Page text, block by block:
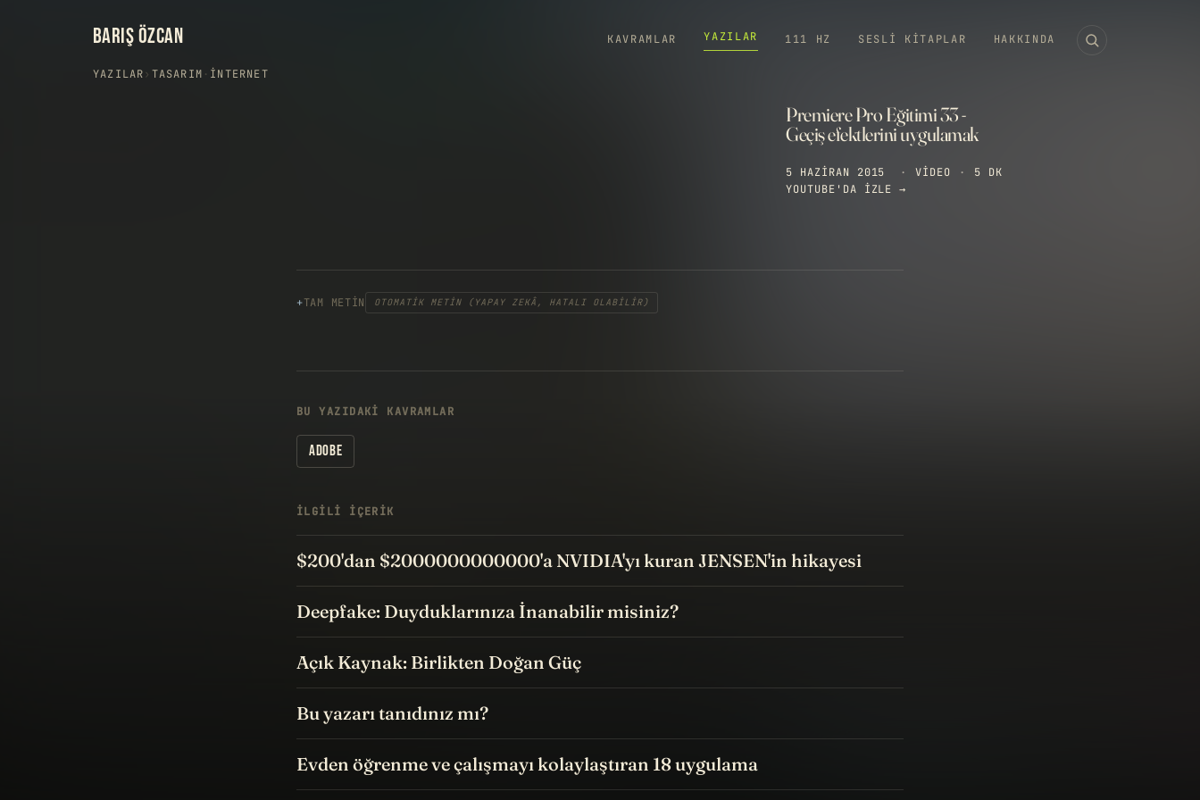
BARIŞ ÖZCAN KAVRAMLAR YAZILAR 111 HZ SESLI KITAPLAR HAKKINDA
YAZILAR› TASARIM · İNTERNET
Premiere Pro Eğitimi 33 -
Geçiş efektlerini uygulamak
5 HAZIRAN 2015 · VIDEO ·
5 DK
YOUTUBE'DA IZLE →
TAM METIN OTOMATIK METIN (YAPAY ZEKÂ, HATALI OLABILIR)
BU YAZIDAKI KAVRAMLAR
ADOBE
İLGILI IÇERIK
$200'dan $2000000000000'a NVIDIA'yı kuran JENSEN'in hikayesi
Deepfake: Duyduklarınıza İnanabilir misiniz?
Açık Kaynak: Birlikten Doğan Güç
Bu yazarı tanıdınız mı?
Evden öğrenme ve çalışmayı kolaylaştıran 18 uygulama